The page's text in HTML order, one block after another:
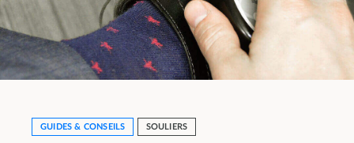
GUIDES & CONSEILS SOULIERS